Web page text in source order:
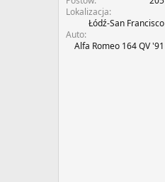
Lokalizacja
Łódź-San Francisco
Auto
Alfa Romeo 164 QV '91